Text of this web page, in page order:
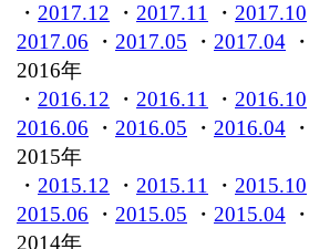
・ 2017.12 ・ 2017.11 ・ 2017.10
2017.06 ・ 2017.05 ・ 2017.04
2016年
・ 2016.12 ・ 2016.11 ・ 2016.10
2016.06 ・ 2016.05 ・ 2016.04
2015年
・ 2015.12 ・ 2015.11 ・ 2015.10
2015.06 ・ 2015.05 ・ 2015.04
2014年